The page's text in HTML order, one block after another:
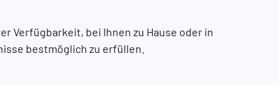
Verfügbarkeit, bei Ihnen zu Hause oder in
bestmöglich zu erfüllen.